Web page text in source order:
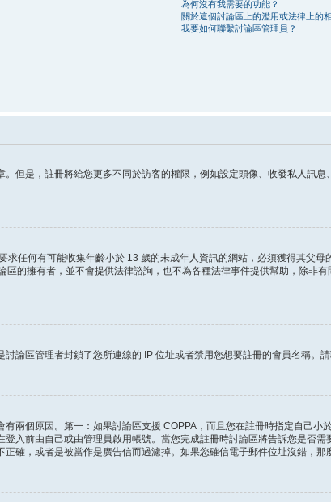
為何沒有我需要的功能？
關於這個討論區上的濫用或法律上的
我要如何聯繫討論區管理員？
但是，註冊將給您更多不同於訪客的權限，例如設定頭像、收發私人訊
任何有可能收集年齡小於 13 歲的未成年人資訊的網站，必須獲得其父
的擁有者，並不會提供法律諮詢，也不為各種法律事件提供幫助，除非
論區管理者封鎖了您所連線的 IP 位址或者禁用您想要註冊的會員名稱。請
兩個原因。第一：如果討論區支援 COPPA，而且您在註冊時指定自己
入前由自己或由管理員啟用帳號。當您完成註冊時討論區將告訴您是否
確，或者是被當作是廣告信而過濾掉。如果您確信電子郵件位址沒錯，那